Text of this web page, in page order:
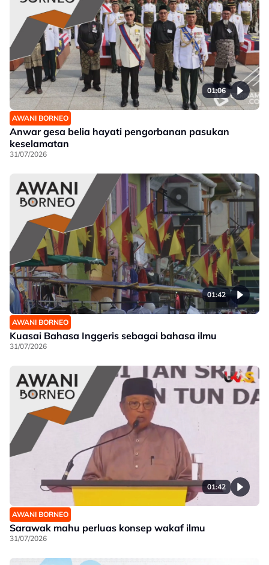
01:06
AWANI BORNEO
Anwar gesa belia hayati pengorbanan pasukan
keselamatan
31/07/2026
01:42
AWANI BORNEO
Kuasai Bahasa Inggeris sebagai bahasa ilmu
31/07/2026
01:42
AWANI BORNEO
Sarawak mahu perluas konsep wakaf ilmu
31/07/2026